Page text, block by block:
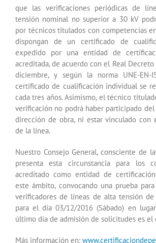
que las verificaciones periódicas de
tensión nominal no superior a 30 kV
por técnicos titulados con competencias
dispongan de un certificado de
expedido por una entidad de
acreditada, de acuerdo con el Real
diciembre, y según la norma UNE-EN-
certificado de cualificación individual se
cada tres años. Asimismo, el técnico
verificación no podrá haber participado
dirección de obra, ni estar vinculado con
de la línea.
Nuestro Consejo General, consciente de
presenta esta circunstancia para los
acreditado como entidad de
este ámbito, convocando una prueba
verificadores de líneas de alta tensión
para el día 03/12/2016 (Sábado) en
último día de admisión de solicitudes es el
Más información en: